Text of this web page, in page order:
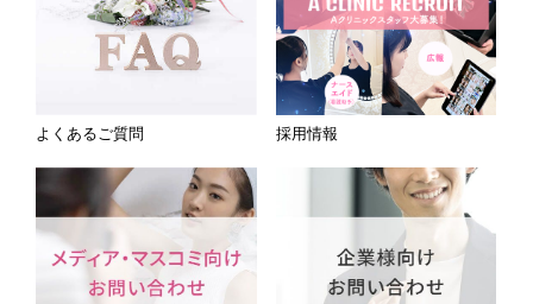
よくあるご質問 採用情報